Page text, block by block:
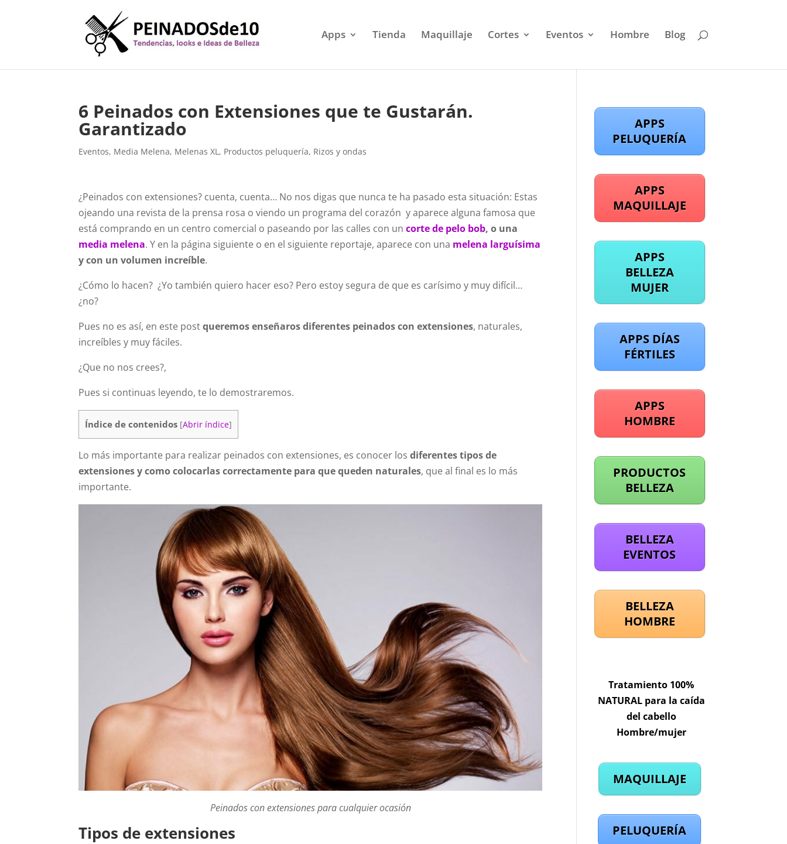
Apps Tienda Maquillaje Cortes Eventos Hombre Blog
6 Peinados con Extensiones que te Gustarán.
Garantizado
Eventos, Media Melena, Melenas XL, Productos peluquería, Rizos y ondas
¿Peinados con extensiones? cuenta, cuenta… No nos digas que nunca te ha pasado esta situación: Estas
ojeando una revista de la prensa rosa o viendo un programa del corazón y aparece alguna famosa que
está comprando en un centro comercial o paseando por las calles con uncorte de pelo bob, o una
media melena. Y en la página siguiente o en el siguiente reportaje, aparece con una melena larguísima
y con un volumen increíble.
¿Cómo lo hacen? ¿Yo también quiero hacer eso? Pero estoy segura de que es carísimo y muy difícil…
¿no?
Pues no es así, en este postqueremos enseñaros diferentes peinados con extensiones, naturales,
increíbles y muy fáciles.
¿Que no nos crees?,
Pues si continuas leyendo, te lo demostraremos.
Índice de contenidos [Abrir índice]
Lo más importante para realizar peinados con extensiones, es conocer losdiferentes tipos de
extensiones y como colocarlas correctamente para que queden naturales, que al final es lo más
importante.
Peinados con extensiones para cualquier ocasión
Tipos de extensiones
APPS
PELUQUERÍA
APPS
MAQUILLAJE
APPS
BELLEZA
MUJER
APPS DÍAS
FÉRTILES
APPS
HOMBRE
PRODUCTOS
BELLEZA
BELLEZA
EVENTOS
BELLEZA
HOMBRE
Tratamiento 100%
NATURAL para la caída
del cabello
Hombre/mujer
MAQUILLAJE
PELUQUERÍA